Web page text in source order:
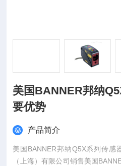
美国BANNER邦纳
要优势
产品简介
美国BANNER邦纳Q5X系列传感
（上海）有限公司销售美国